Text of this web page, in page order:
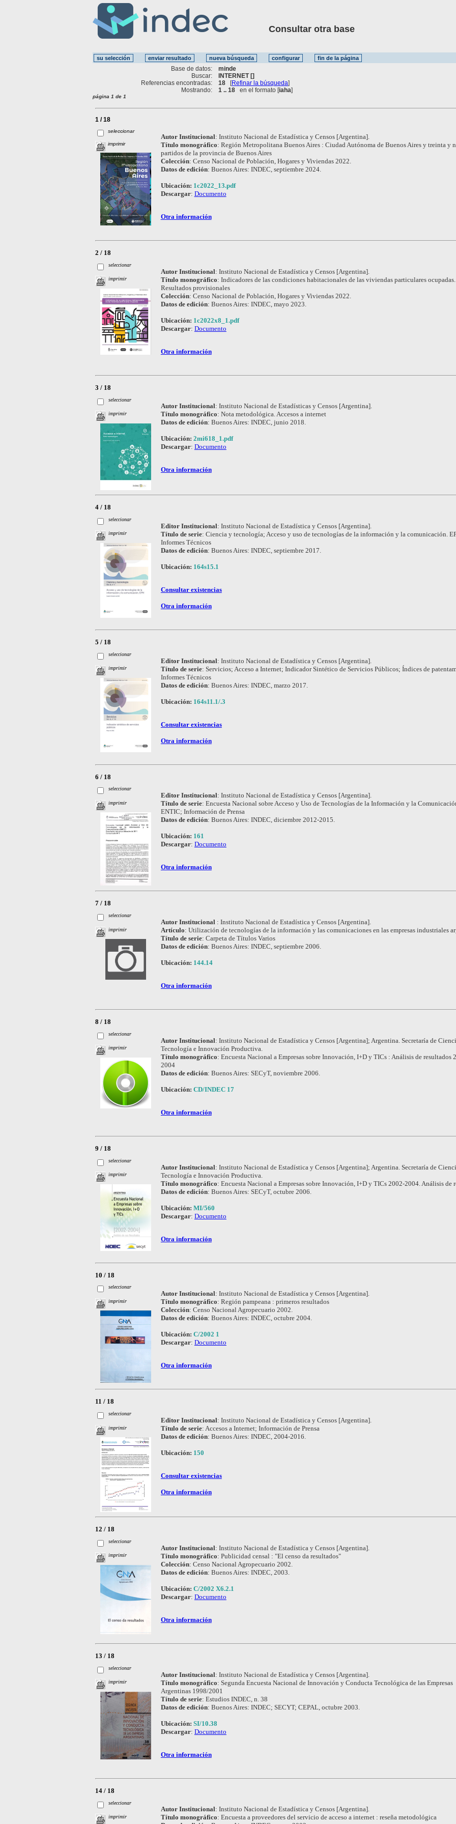
Consultar otra base
Base de datos:
minde
Buscar:
INTERNET []
Referencias encontradas:
18 [Refinar la búsqueda]
Mostrando:
1 .. 18 en el formato [iaha]
página 1 de 1
1 / 18
seleccionar
imprimir
Autor Institucional: Instituto Nacional de Estadística y Censos [Argentina].
Título monográfico: Región Metropolitana Buenos Aires : Ciudad Autónoma de Buenos Aires y treinta y
partidos de la provincia de Buenos Aires
Colección: Censo Nacional de Población, Hogares y Viviendas 2022.
Datos de edición: Buenos Aires: INDEC, septiembre 2024.
Ubicación: 1c2022_13.pdf
Descargar: Documento
Otra información
2 / 18
seleccionar
imprimir
Autor Institucional: Instituto Nacional de Estadística y Censos [Argentina].
Título monográfico: Indicadores de las condiciones habitacionales de las viviendas particulares ocupadas.
Resultados provisionales
Colección: Censo Nacional de Población, Hogares y Viviendas 2022.
Datos de edición: Buenos Aires: INDEC, mayo 2023.
Ubicación: 1c2022x8_1.pdf
Descargar: Documento
Otra información
3 / 18
seleccionar
imprimir
Autor Institucional: Instituto Nacional de Estadísticas y Censos [Argentina].
Título monográfico: Nota metodológica. Accesos a internet
Datos de edición: Buenos Aires: INDEC, junio 2018.
Ubicación: 2mi618_1.pdf
Descargar: Documento
Otra información
4 / 18
seleccionar
imprimir
Editor Institucional: Instituto Nacional de Estadística y Censos [Argentina].
Título de serie: Ciencia y tecnología; Acceso y uso de tecnologías de la información y la comunicación.
Informes Técnicos
Datos de edición: Buenos Aires: INDEC, septiembre 2017.
Ubicación: 164s15.1
Consultar existencias
Otra información
5 / 18
seleccionar
imprimir
Editor Institucional: Instituto Nacional de Estadística y Censos [Argentina].
Título de serie: Servicios; Acceso a Internet; Indicador Sintético de Servicios Públicos; Índices de
Informes Técnicos
Datos de edición: Buenos Aires: INDEC, marzo 2017.
Ubicación: 164s11.1/.3
Consultar existencias
Otra información
6 / 18
seleccionar
imprimir
Editor Institucional: Instituto Nacional de Estadística y Censos [Argentina].
Título de serie: Encuesta Nacional sobre Acceso y Uso de Tecnologías de la Información y la
ENTIC; Información de Prensa
Datos de edición: Buenos Aires: INDEC, diciembre 2012-2015.
Ubicación: 161
Descargar: Documento
Otra información
7 / 18
seleccionar
imprimir
Autor Institucional : Instituto Nacional de Estadística y Censos [Argentina].
Artículo: Utilización de tecnologías de la información y las comunicaciones en las empresas industriales
Título de serie: Carpeta de Títulos Varios
Datos de edición: Buenos Aires: INDEC, septiembre 2006.
Ubicación: 144.14
Otra información
8 / 18
seleccionar
imprimir
Autor Institucional: Instituto Nacional de Estadística y Censos [Argentina]; Argentina. Secretaría de
Tecnología e Innovación Productiva.
Título monográfico: Encuesta Nacional a Empresas sobre Innovación, I+D y TICs : Análisis de resultados
2004
Datos de edición: Buenos Aires: SECyT, noviembre 2006.
Ubicación: CD/INDEC 17
Otra información
9 / 18
seleccionar
imprimir
Autor Institucional: Instituto Nacional de Estadística y Censos [Argentina]; Argentina. Secretaría de
Tecnología e Innovación Productiva.
Título monográfico: Encuesta Nacional a Empresas sobre Innovación, I+D y TICs 2002-2004. Análisis de
Datos de edición: Buenos Aires: SECyT, octubre 2006.
Ubicación: MI/560
Descargar: Documento
Otra información
10 / 18
seleccionar
imprimir
Autor Institucional: Instituto Nacional de Estadística y Censos [Argentina].
Título monográfico: Región pampeana : primeros resultados
Colección: Censo Nacional Agropecuario 2002.
Datos de edición: Buenos Aires: INDEC, octubre 2004.
Ubicación: C/2002 1
Descargar: Documento
Otra información
11 / 18
seleccionar
imprimir
Editor Institucional: Instituto Nacional de Estadística y Censos [Argentina].
Título de serie: Accesos a Internet; Información de Prensa
Datos de edición: Buenos Aires: INDEC, 2004-2016.
Ubicación: 150
Consultar existencias
Otra información
12 / 18
seleccionar
imprimir
Autor Institucional: Instituto Nacional de Estadística y Censos [Argentina].
Título monográfico: Publicidad censal : "El censo da resultados"
Colección: Censo Nacional Agropecuario 2002.
Datos de edición: Buenos Aires: INDEC, 2003.
Ubicación: C/2002 X6.2.1
Descargar: Documento
Otra información
13 / 18
seleccionar
imprimir
Autor Institucional: Instituto Nacional de Estadística y Censos [Argentina].
Título monográfico: Segunda Encuesta Nacional de Innovación y Conducta Tecnológica de las Empresas
Argentinas 1998/2001
Título de serie: Estudios INDEC, n. 38
Datos de edición: Buenos Aires: INDEC; SECYT; CEPAL, octubre 2003.
Ubicación: SI/10.38
Descargar: Documento
Otra información
14 / 18
seleccionar
imprimir
Autor Institucional: Instituto Nacional de Estadística y Censos [Argentina].
Título monográfico: Encuesta a proveedores del servicio de acceso a internet : reseña metodológica